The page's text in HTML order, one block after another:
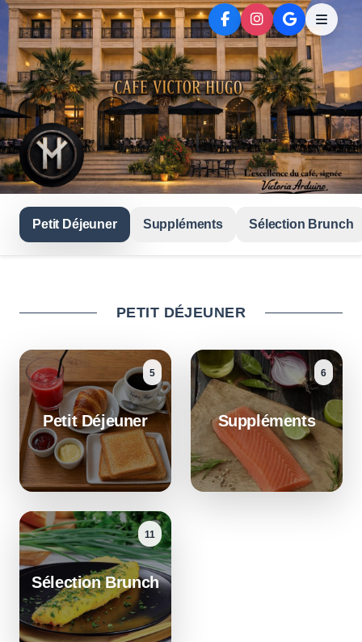
Petit Déjeuner Suppléments Sélection Brunch
PETIT DÉJEUNER
Petit Déjeuner
5
Suppléments
6
Sélection Brunch
11